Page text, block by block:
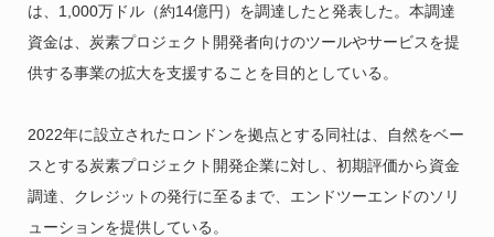
は、1,000万ドル（約14億円）を調達したと発表した。本調達
資金は、炭素プロジェクト開発者向けのツールやサービスを提
供する事業の拡大を支援することを目的としている。
2022年に設立されたロンドンを拠点とする同社は、自然をベー
スとする炭素プロジェクト開発企業に対し、初期評価から資金
調達、クレジットの発行に至るまで、エンドツーエンドのソリ
ューションを提供している。